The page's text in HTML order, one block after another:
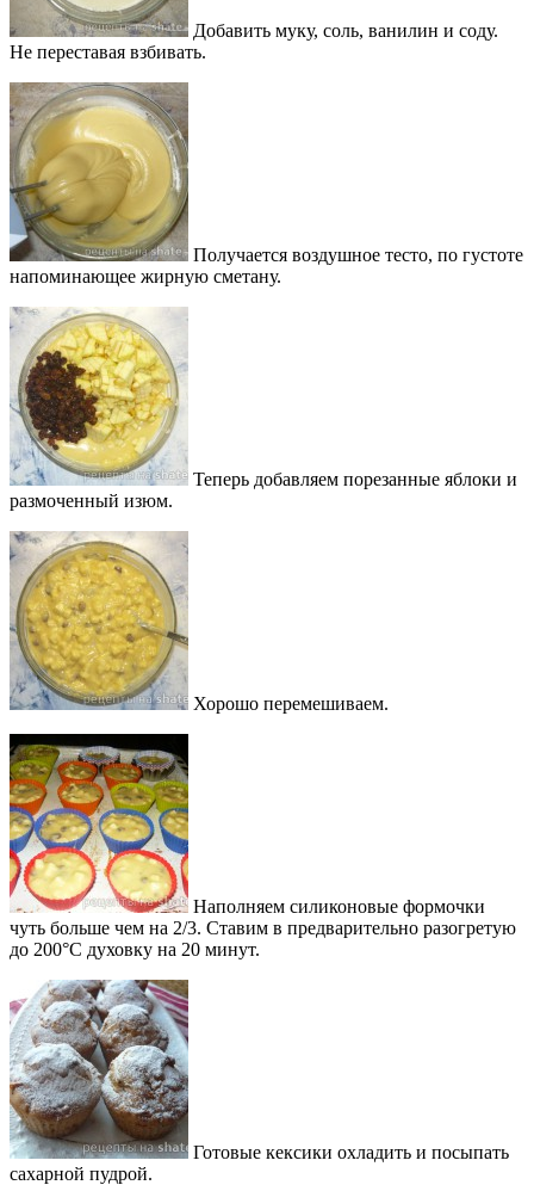
Добавить муку, соль, ванилин и соду.
Не переставая взбивать.
Получается воздушное тесто, по густоте
напоминающее жирную сметану.
Теперь добавляем порезанные яблоки и
размоченный изюм.
Хорошо перемешиваем.
Наполняем силиконовые формочки
чуть больше чем на 2/3. Ставим в предварительно разогретую
до 200°С духовку на 20 минут.
Готовые кексики охладить и посыпать
сахарной пудрой.